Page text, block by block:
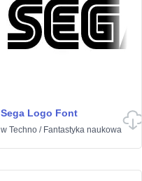
Sega Logo Font
w Techno / Fantastyka naukowa